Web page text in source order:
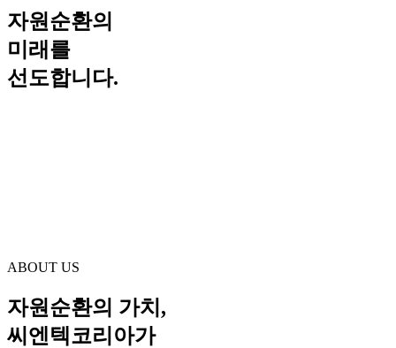
자원순환의
미래를
선도합니다.
ABOUT US
자원순환의 가치,
씨엔텍코리아가